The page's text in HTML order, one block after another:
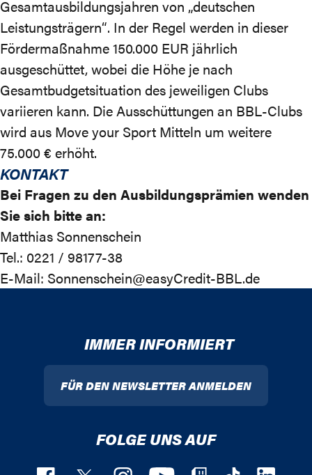
Gesamtausbildungsjahren von „deutschen
Leistungsträgern“. In der Regel werden in dieser
Fördermaßnahme 150.000 EUR jährlich
ausgeschüttet, wobei die Höhe je nach
Gesamtbudgetsituation des jeweiligen Clubs
variieren kann. Die Ausschüttungen an BBL-Clubs
wird aus Move your Sport Mitteln um weitere
75.000 € erhöht.
KONTAKT
Bei Fragen zu den Ausbildungsprämien wenden
Sie sich bitte an:
Matthias Sonnenschein
Tel.: 0221 / 98177-38
E-Mail: Sonnenschein@easyCredit-BBL.de
IMMER INFORMIERT
FÜR DEN NEWSLETTER ANMELDEN
FOLGE UNS AUF